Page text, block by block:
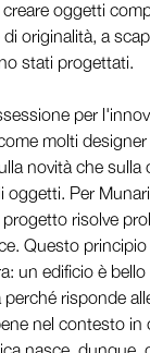
oggetti
originalità, a
stati progettati.
per
molti
novità che sulla
oggetti. Per
risolve
Questo
un edificio è
perché risponde
nel contesto in